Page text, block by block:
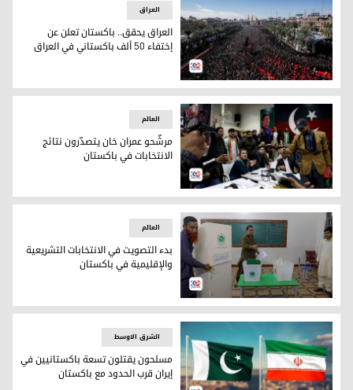
العراق يحقق.. باكستان تعلن عن إختفاء 50 ألف باكستاني في العراق
العراق
العراق يحقق.. باكستان تعلن عن
إختفاء 50 ألف باكستاني في العراق
مرشّحو عمران خان يتصدّرون نتائج الانتخابات في باكستان
العالم
مرشّحو عمران خان يتصدّرون نتائج
الانتخابات في باكستان
بدء التصويت في الانتخابات التشريعية والإقليمية في باكستان
العالم
بدء التصويت في الانتخابات التشريعية
والإقليمية في باكستان
الشرق الاوسط
مسلحون يقتلون تسعة باكستانيين في
إيران قرب الحدود مع باكستان